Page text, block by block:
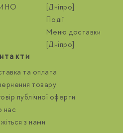
[Дніпро]
Події
Меню доставки
[Дніпро]
та оплата
товару
публічної оферти
нас
з нами